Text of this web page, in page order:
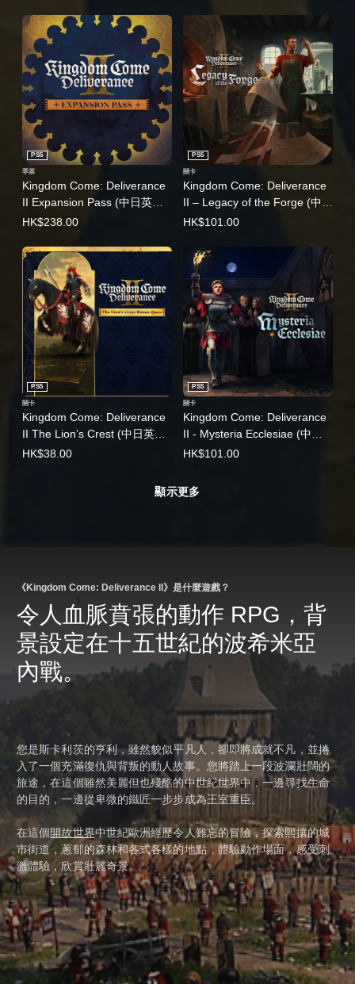
Kingdom Come: Deliverance
II Expansion Pass (中日英韓
文版)
PS5
季票
HK$238.00
Kingdom Come: Deliverance
II – Legacy of the Forge (中日
英韓文版)
PS5
關卡
HK$101.00
Kingdom Come: Deliverance
II The Lion’s Crest (中日英韓
文版)
PS5
關卡
HK$38.00
Kingdom Come: Deliverance
II - Mysteria Ecclesiae (中日
英韓文版)
PS5
關卡
HK$101.00
顯示更多
《Kingdom Come: Deliverance II》是什麼遊戲？
令人血脈賁張的動作 RPG，背
景設定在十五世紀的波希米亞
內戰。
您是斯卡利茨的亨利，雖然貌似平凡人，卻即將成就不凡，並捲
入了一個充滿復仇與背叛的動人故事。您將踏上一段波瀾壯闊的
旅途，在這個雖然美麗但也殘酷的中世紀世界中，一邊尋找生命
的目的，一邊從卑微的鐵匠一步步成為王室重臣。
在這個開放世界中世紀歐洲經歷令人難忘的冒險，探索熙攘的城
市街道，蔥郁的森林和各式各樣的地點，體驗動作場面，感受刺
激體驗，欣賞壯麗奇景。